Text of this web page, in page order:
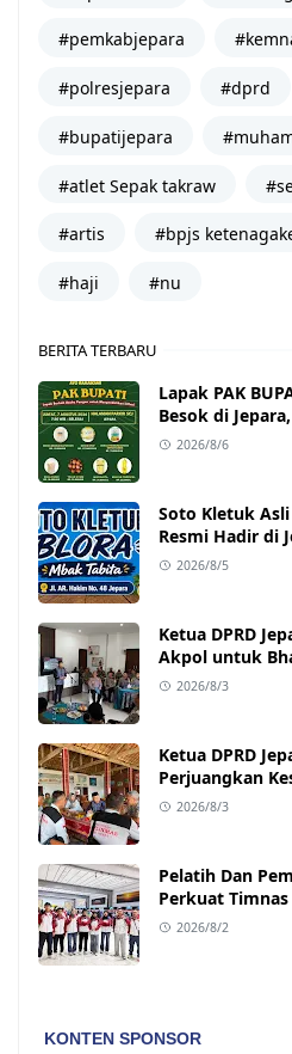
#pemkabjepara
#polresjepara #dprd
#bupatijepara
#atlet Sepak takraw
#artis #bpjs
#haji #nu
BERITA TERBARU
Lapak PAK
Besok di
Beras hingga
2026/8/6
Soto Kletuk
Resmi Hadir di
Rasa Autentik
2026/8/5
Ketua DPRD
Akpol untuk
Rakyat Jepara
2026/8/3
Ketua DPRD
Perjuangkan
Satlinmas Jepara
2026/8/3
Pelatih Dan
Perkuat Timnas
takraw
2026/8/2